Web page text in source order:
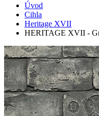
Úvod
Cihla
Heritage XVII
HERITAGE XVII -